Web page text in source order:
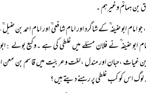
بن ہمامؒ وغیرہم ۔
ابو حنیفہ ؒ کے شاگرد اور امام شافعی ؒ اور امام احمد بن
ابو حنیفہ ؒ نے فلان مسئلے میں غلطی کی ہے ۔وکیع بولے :
غیاث ،حبان اور مندل ،لغت وعربیّت میں قاسم بن
لوگ اس کو کب غلطی پر رہنے دیتے ہیں ؟